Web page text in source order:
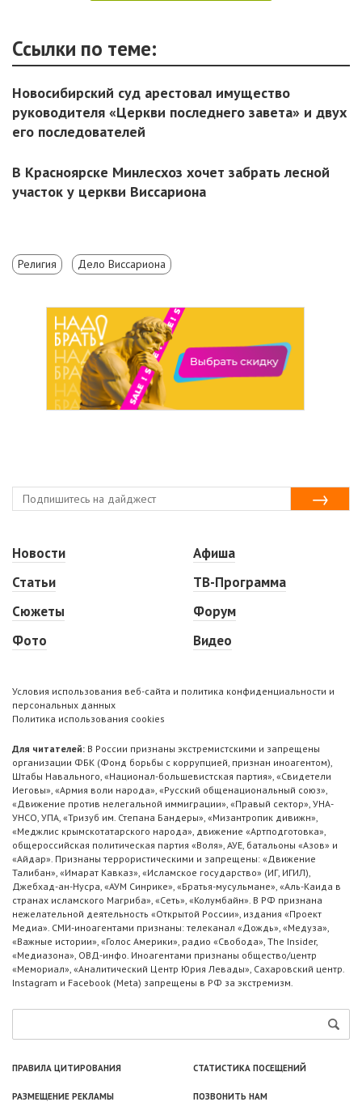
Ссылки по теме:
Новосибирский суд арестовал имущество
руководителя «Церкви последнего завета» и двух
его последователей
В Красноярске Минлесхоз хочет забрать лесной
участок у церкви Виссариона
Религия Дело Виссариона
Новости
Статьи
Сюжеты
Фото
Афиша
ТВ-Программа
Форум
Видео
Условия использования веб-сайта и политика конфиденциальности и
персональных данных
Политика использования cookies
Для читателей: В России признаны экстремистскими и запрещены
организации ФБК (Фонд борьбы с коррупцией, признан иноагентом),
Штабы Навального, «Национал-большевистская партия», «Свидетели
Иеговы», «Армия воли народа», «Русский общенациональный союз»,
«Движение против нелегальной иммиграции», «Правый сектор», УНА-
УНСО, УПА, «Тризуб им. Степана Бандеры», «Мизантропик дивижн»,
«Меджлис крымскотатарского народа», движение «Артподготовка»,
общероссийская политическая партия «Воля», АУЕ, батальоны «Азов» и
«Айдар». Признаны террористическими и запрещены: «Движение
Талибан», «Имарат Кавказ», «Исламское государство» (ИГ, ИГИЛ),
Джебхад-ан-Нусра, «АУМ Синрике», «Братья-мусульмане», «Аль-Каида в
странах исламского Магриба», «Сеть», «Колумбайн». В РФ признана
нежелательной деятельность «Открытой России», издания «Проект
Медиа». СМИ-иноагентами признаны: телеканал «Дождь», «Медуза»,
«Важные истории», «Голос Америки», радио «Свобода», The Insider,
«Медиазона», ОВД-инфо. Иноагентами признаны общество/центр
«Мемориал», «Аналитический Центр Юрия Левады», Сахаровский центр.
Instagram и Facebook (Metа) запрещены в РФ за экстремизм.
ПРАВИЛА ЦИТИРОВАНИЯ СТАТИСТИКА ПОСЕЩЕНИЙ
РАЗМЕЩЕНИЕ РЕКЛАМЫ ПОЗВОНИТЬ НАМ